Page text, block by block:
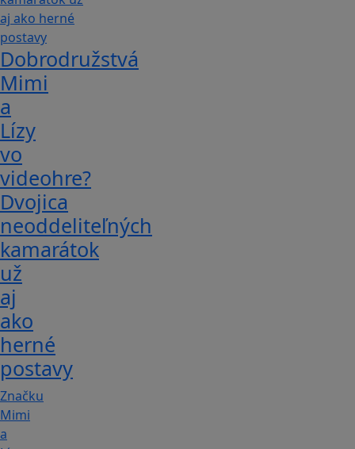
Dobrodružstvá
Mimi
a
Lízy
vo
videohre?
Dvojica
neoddeliteľných
kamarátok
už
aj
ako
herné
postavy
Značku
Mimi
a